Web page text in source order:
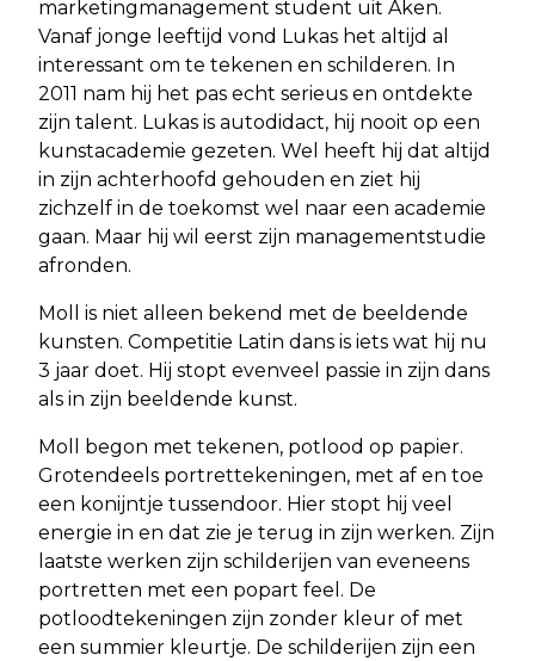
marketingmanagement student uit Aken.
Vanaf jonge leeftijd vond Lukas het altijd al
interessant om te tekenen en schilderen. In
2011 nam hij het pas echt serieus en ontdekte
zijn talent. Lukas is autodidact, hij nooit op een
kunstacademie gezeten. Wel heeft hij dat altijd
in zijn achterhoofd gehouden en ziet hij
zichzelf in de toekomst wel naar een academie
gaan. Maar hij wil eerst zijn managementstudie
afronden.
Moll is niet alleen bekend met de beeldende
kunsten. Competitie Latin dans is iets wat hij nu
3 jaar doet. Hij stopt evenveel passie in zijn dans
als in zijn beeldende kunst.
Moll begon met tekenen, potlood op papier.
Grotendeels portrettekeningen, met af en toe
een konijntje tussendoor. Hier stopt hij veel
energie in en dat zie je terug in zijn werken. Zijn
laatste werken zijn schilderijen van eveneens
portretten met een popart feel. De
potloodtekeningen zijn zonder kleur of met
een summier kleurtje. De schilderijen zijn een